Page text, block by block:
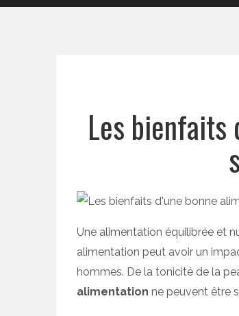
Les bienfaits
Une alimentation équilibrée et
alimentation peut avoir un
hommes. De la tonicité de la
alimentation ne peuvent être